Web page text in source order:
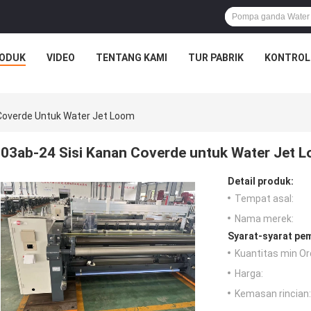
VIDEO TENTANG KAMI TUR PABRIK
Untuk Water Jet Loom
03ab-24 Sisi Kanan Coverde untuk Water Jet
Detail produk:
Tempat asal:
Nama merek:
Syarat-syarat
Kuantitas min
Harga:
Kemasan rincian: